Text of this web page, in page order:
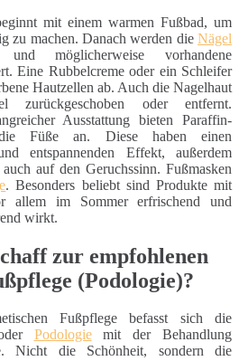
mit einem warmen Fußbad, um
zu machen. Danach werden dieNägel
und möglicherweise vorhandene
Eine Rubbelcreme oder ein Schleifer
Hautzellen ab. Auch die Nagelhaut
oder entfernt.
Ausstattung bieten Paraffin-
Füße an. Diese haben einen
entspannenden Effekt, außerdem
auf den Geruchssinn. Fußmasken
. Besonders beliebt sind Produkte mit
allem im Sommer erfrischend und
wirkt.
zur empfohlenen
(Podologie)?
Fußpflege befasst sich die
Podologiemit der Behandlung
Nicht die Schönheit, sondern die